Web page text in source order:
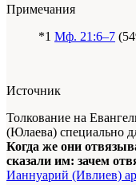
Примечания
*1 Мф. 21:6–7
Источник
Толкование на
(Юлаева) специально
Когда же они
сказали им: зачем
Ианнуарий (Ивлиев)